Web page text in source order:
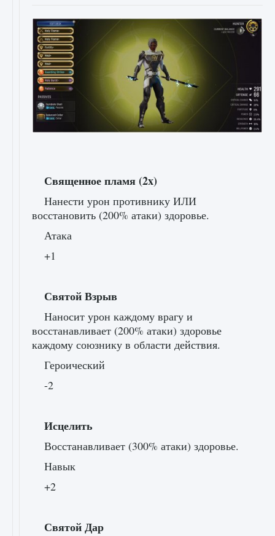
Священное пламя (2x)
Нанести урон противнику ИЛИ
восстановить (200% атаки) здоровье.
Атака
+1
Святой Взрыв
Наносит урон каждому врагу и
восстанавливает (200% атаки) здоровье
каждому союзнику в области действия.
Героический
-2
Исцелить
Восстанавливает (300% атаки) здоровье.
Навык
+2
Святой Дар